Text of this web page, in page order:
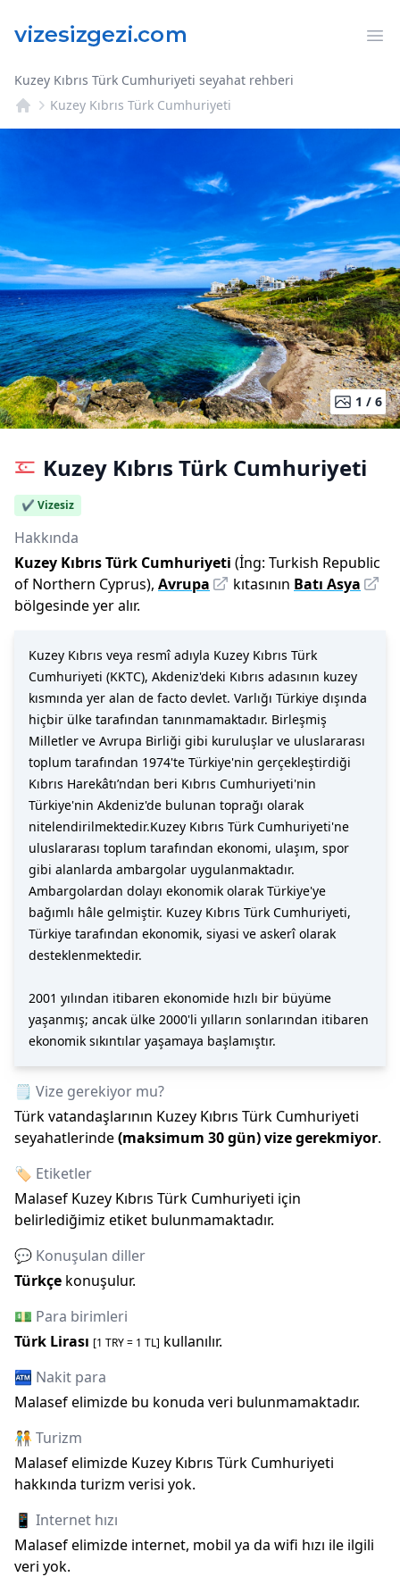
Kuzey Kıbrıs Türk Cumhuriyeti seyahat rehberi
Kuzey Kıbrıs Türk Cumhuriyeti
1 / 6
Kuzey Kıbrıs Türk Cumhuriyeti
✔️ Vizesiz
Hakkında
Kuzey Kıbrıs Türk Cumhuriyeti (İng: Turkish Republic
of Northern Cyprus), Avrupa kıtasının Batı Asya
bölgesinde yer alır.
Kuzey Kıbrıs veya resmî adıyla Kuzey Kıbrıs Türk
Cumhuriyeti (KKTC), Akdeniz'deki Kıbrıs adasının kuzey
kısmında yer alan de facto devlet. Varlığı Türkiye dışında
hiçbir ülke tarafından tanınmamaktadır. Birleşmiş
Milletler ve Avrupa Birliği gibi kuruluşlar ve uluslararası
toplum tarafından 1974'te Türkiye'nin gerçekleştirdiği
Kıbrıs Harekâtı’ndan beri Kıbrıs Cumhuriyeti'nin
Türkiye'nin Akdeniz'de bulunan toprağı olarak
nitelendirilmektedir.Kuzey Kıbrıs Türk Cumhuriyeti'ne
uluslararası toplum tarafından ekonomi, ulaşım, spor
gibi alanlarda ambargolar uygulanmaktadır.
Ambargolardan dolayı ekonomik olarak Türkiye'ye
bağımlı hâle gelmiştir. Kuzey Kıbrıs Türk Cumhuriyeti,
Türkiye tarafından ekonomik, siyasi ve askerî olarak
desteklenmektedir.
2001 yılından itibaren ekonomide hızlı bir büyüme
yaşanmış; ancak ülke 2000'li yılların sonlarından itibaren
ekonomik sıkıntılar yaşamaya başlamıştır.
🗒️ Vize gerekiyor mu?
Türk vatandaşlarının Kuzey Kıbrıs Türk Cumhuriyeti
seyahatlerinde(maksimum 30gün)vize gerekmiyor.
🏷️ Etiketler
Malasef Kuzey Kıbrıs Türk Cumhuriyeti için
belirlediğimiz etiket bulunmamaktadır.
💬 Konuşulan diller
Türkçe konuşulur.
💵 Para birimleri
Türk Lirası [1 TRY= 1 TL] kullanılır.
🏧 Nakit para
Malasef elimizde bu konuda veri bulunmamaktadır.
🧑‍🤝‍🧑 Turizm
Malasef elimizde Kuzey Kıbrıs Türk Cumhuriyeti
hakkında turizm verisi yok.
📱 Internet hızı
Malasef elimizde internet, mobil ya da wifi hızı ile ilgili
veri yok.